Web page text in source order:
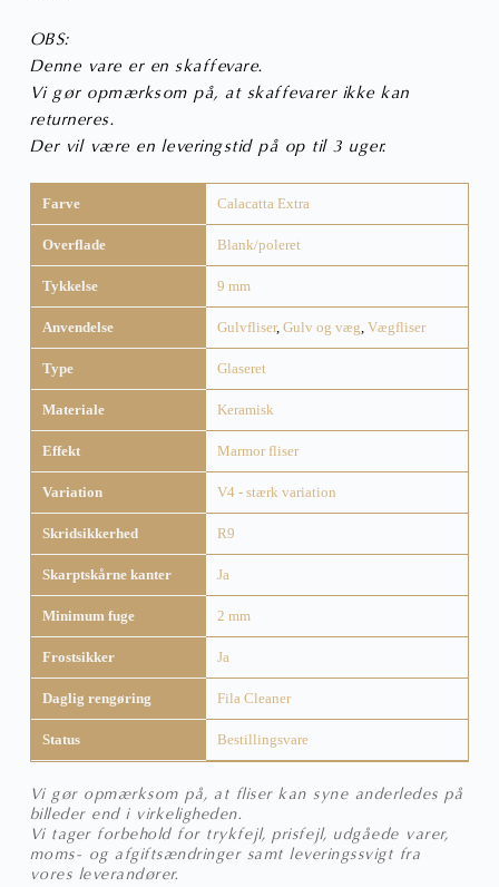
OBS:
Denne vare er en skaffevare.
Vi gør opmærksom på, at skaffevarer ikke kan
returneres.
Der vil være en leveringstid på op til 3 uger.
Farve Calacatta Extra
Overflade Blank/poleret
Tykkelse 9 mm
Anvendelse Gulvfliser, Gulv og væg, Vægfliser
Type Glaseret
Materiale Keramisk
Effekt Marmor fliser
Variation V4 - stærk variation
Skridsikkerhed R9
Skarptskårne kanter Ja
Minimum fuge 2 mm
Frostsikker Ja
Daglig rengøring Fila Cleaner
Status Bestillingsvare
Vi gør opmærksom på, at fliser kan syne anderledes på
billeder end i virkeligheden.
Vi tager forbehold for trykfejl, prisfejl, udgåede varer,
moms- og afgiftsændringer samt leveringssvigt fra
vores leverandører.